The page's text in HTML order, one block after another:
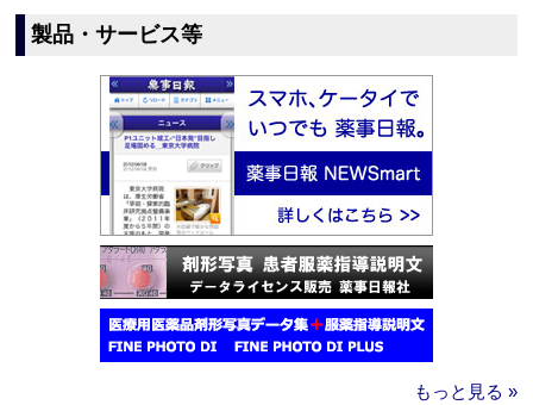
製品・サービス等
もっと見る »